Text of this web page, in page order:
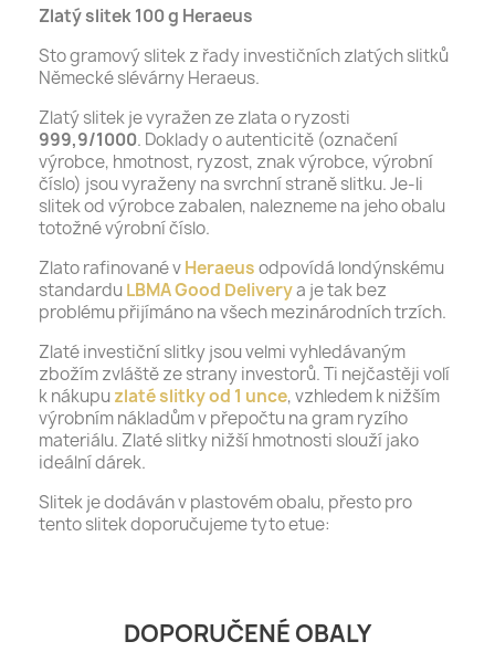
Zlatý slitek 100 g Heraeus
Sto gramový slitek z řady investičních zlatých slitků
Německé slévárny Heraeus.
Zlatý slitek je vyražen ze zlata o ryzosti
999,9/1000. Doklady o autenticitě (označení
výrobce, hmotnost, ryzost, znak výrobce, výrobní
číslo) jsou vyraženy na svrchní straně slitku. Je-li
slitek od výrobce zabalen, nalezneme na jeho obalu
totožné výrobní číslo.
Zlato rafinované vHeraeusodpovídá londýnskému
standarduLBMA Good Deliverya je tak bez
problému přijímáno na všech mezinárodních trzích.
Zlaté investiční slitky jsou velmi vyhledávaným
zbožím zvláště ze strany investorů. Ti nejčastěji volí
k nákupuzlaté slitky od 1 unce, vzhledem k nižším
výrobním nákladům v přepočtu na gram ryzího
materiálu. Zlaté slitky nižší hmotnosti slouží jako
ideální dárek.
Slitek je dodáván v plastovém obalu, přesto pro
tento slitek doporučujeme tyto etue:
DOPORUČENÉ OBALY